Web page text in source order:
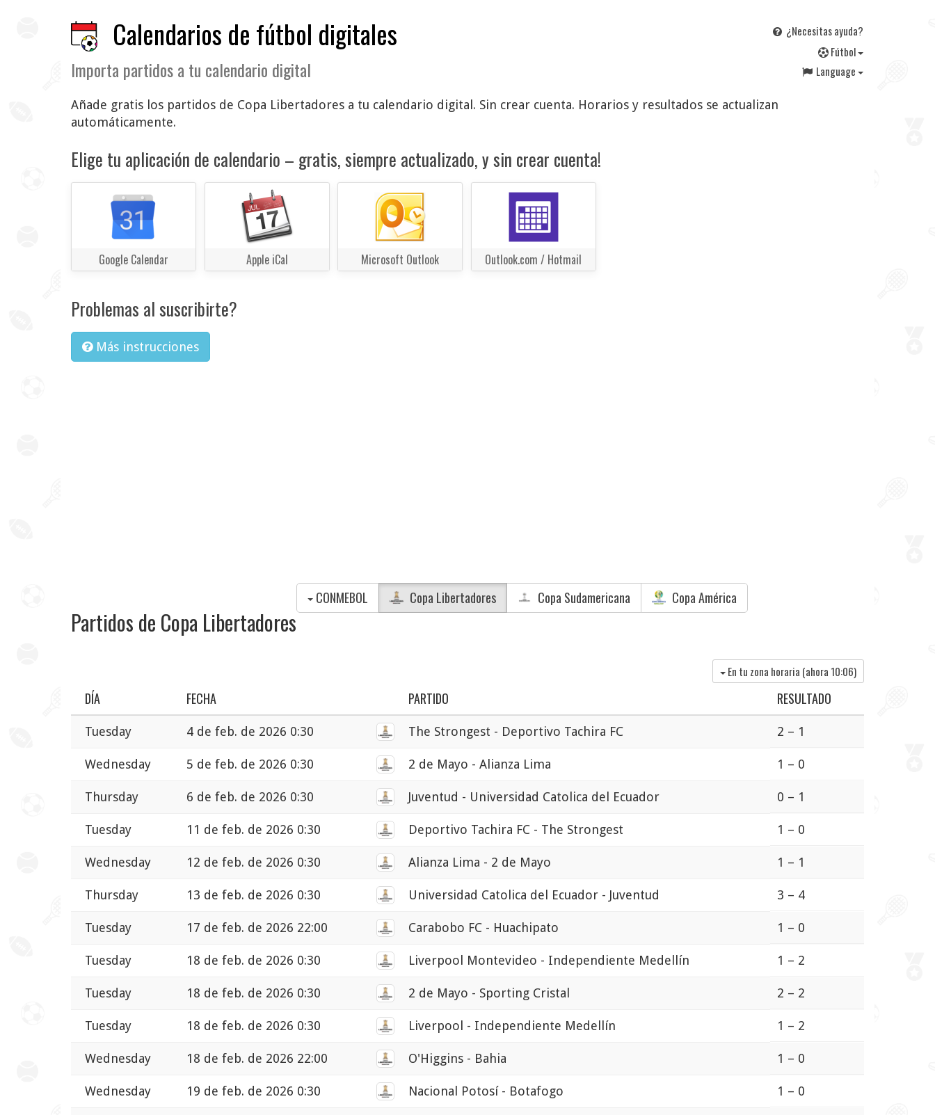
Calendarios de fútbol digitales
Importa partidos a tu calendario digital
¿Necesitas ayuda?
Fútbol
Language
Añade gratis los partidos de Copa Libertadores a tu calendario digital. Sin crear cuenta. Horarios y resultados se actualizan
automáticamente.
Elige tu aplicación de calendario – gratis, siempre actualizado, y sin crear cuenta!
Google Calendar Apple iCal Microsoft Outlook Outlook.com / Hotmail
Problemas al suscribirte?
Más instrucciones
Partidos de Copa Libertadores
CONMEBOL Copa Libertadores Copa Sudamericana Copa América
En tu zona horaria (ahora 10:06)
DÍA FECHA PARTIDO RESULTADO
Tuesday 4 de feb. de 2026 0:30 The Strongest - Deportivo Tachira FC 2 – 1
Wednesday 5 de feb. de 2026 0:30 2 de Mayo - Alianza Lima 1 – 0
Thursday 6 de feb. de 2026 0:30 Juventud - Universidad Catolica del Ecuador 0 – 1
Tuesday 11 de feb. de 2026 0:30 Deportivo Tachira FC - The Strongest 1 – 0
Wednesday 12 de feb. de 2026 0:30 Alianza Lima - 2 de Mayo 1 – 1
Thursday 13 de feb. de 2026 0:30 Universidad Catolica del Ecuador - Juventud 3 – 4
Tuesday 17 de feb. de 2026 22:00 Carabobo FC - Huachipato 1 – 0
Tuesday 18 de feb. de 2026 0:30 Liverpool Montevideo - Independiente Medellín 1 – 2
Tuesday 18 de feb. de 2026 0:30 2 de Mayo - Sporting Cristal 2 – 2
Tuesday 18 de feb. de 2026 0:30 Liverpool - Independiente Medellín 1 – 2
Wednesday 18 de feb. de 2026 22:00 O'Higgins - Bahia 1 – 0
Wednesday 19 de feb. de 2026 0:30 Nacional Potosí - Botafogo 1 – 0